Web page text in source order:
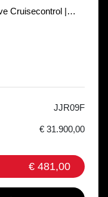
Cruisecontrol |
JJR09F
€ 31.900,00
€ 481,00